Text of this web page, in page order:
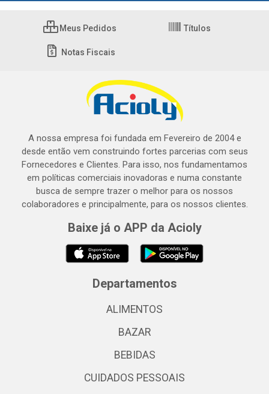
Meus Pedidos Títulos
Notas Fiscais
A nossa empresa foi fundada em Fevereiro de 2004 e
desde então vem construindo fortes parcerias com seus
Fornecedores e Clientes. Para isso, nos fundamentamos
em políticas comerciais inovadoras e numa constante
busca de sempre trazer o melhor para os nossos
colaboradores e principalmente, para os nossos clientes.
Baixe já o APP da Acioly
Departamentos
ALIMENTOS
BAZAR
BEBIDAS
CUIDADOS PESSOAIS